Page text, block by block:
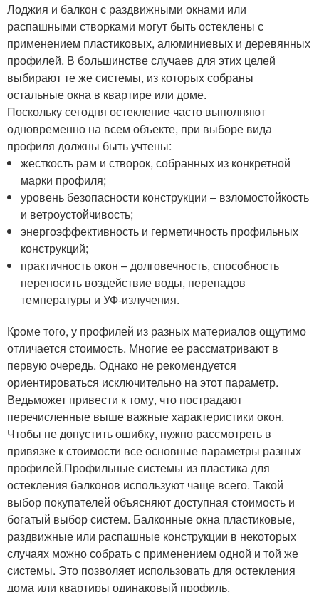
Лоджия и балкон с раздвижными окнами или
распашными створками могут быть остеклены с
применением пластиковых, алюминиевых и деревянных
профилей. В большинстве случаев для этих целей
выбирают те же системы, из которых собраны
остальные окна в квартире или доме.
Поскольку сегодня остекление часто выполняют
одновременно на всем объекте, при выборе вида
профиля должны быть учтены:
жесткость рам и створок, собранных из конкретной
марки профиля;
уровень безопасности конструкции – взломостойкость
и ветроустойчивость;
энергоэффективность и герметичность профильных
конструкций;
практичность окон – долговечность, способность
переносить воздействие воды, перепадов
температуры и УФ-излучения.
Кроме того, у профилей из разных материалов ощутимо
отличается стоимость. Многие ее рассматривают в
первую очередь. Однако не рекомендуется
ориентироваться исключительно на этот параметр.
Ведьможет привести к тому, что пострадают
перечисленные выше важные характеристики окон.
Чтобы не допустить ошибку, нужно рассмотреть в
привязке к стоимости все основные параметры разных
профилей.Профильные системы из пластика для
остекления балконов используют чаще всего. Такой
выбор покупателей объясняют доступная стоимость и
богатый выбор систем. Балконные окна пластиковые,
раздвижные или распашные конструкции в некоторых
случаях можно собрать с применением одной и той же
системы. Это позволяет использовать для остекления
дома или квартиры одинаковый профиль.